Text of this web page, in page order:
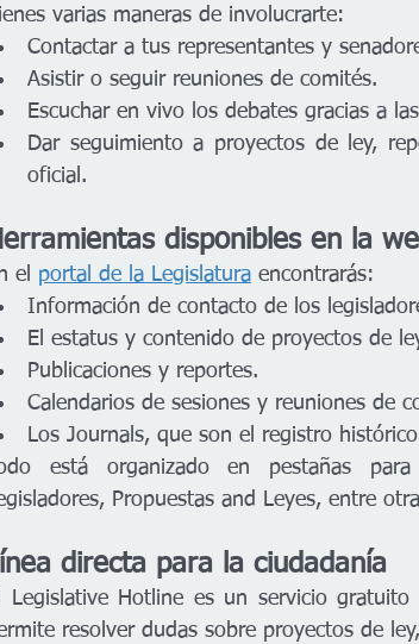
varias maneras de involucrarte:
Contactar a tus representantes y
Asistir o seguir reuniones de comités.
Escuchar en vivo los debates gracias a
Dar seguimiento a proyectos de ley,
oficial.
disponibles en la
el portal de la Legislatura encontrarás:
Información de contacto de los
El estatus y contenido de proyectos de
Publicaciones y reportes.
Calendarios de sesiones y reuniones de
Los Journals, que son el registro
está organizado en pestañas
Propuestas and Leyes, entre
directa para la ciudadanía
Legislative Hotline es un servicio
resolver dudas sobre proyectos de